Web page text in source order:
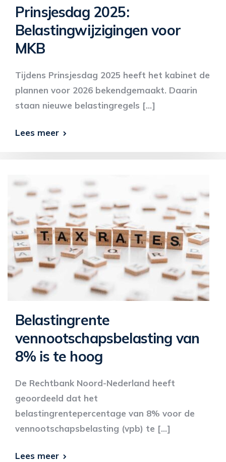
Prinsjesdag 2025:
Belastingwijzigingen voor
MKB
Tijdens Prinsjesdag 2025 heeft het kabinet de
plannen voor 2026 bekendgemaakt. Daarin
staan nieuwe belastingregels […]
Lees meer
Belastingrente
vennootschapsbelasting van
8% is te hoog
De Rechtbank Noord-Nederland heeft
geoordeeld dat het
belastingrentepercentage van 8% voor de
vennootschapsbelasting (vpb) te […]
Lees meer